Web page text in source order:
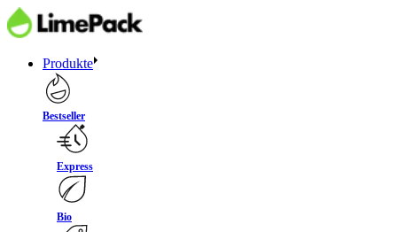
Produkte
Bestseller
Express
Bio